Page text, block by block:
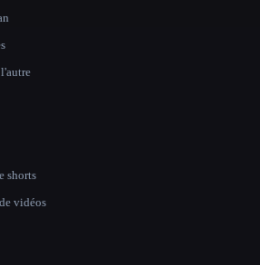
shorts
vidéos